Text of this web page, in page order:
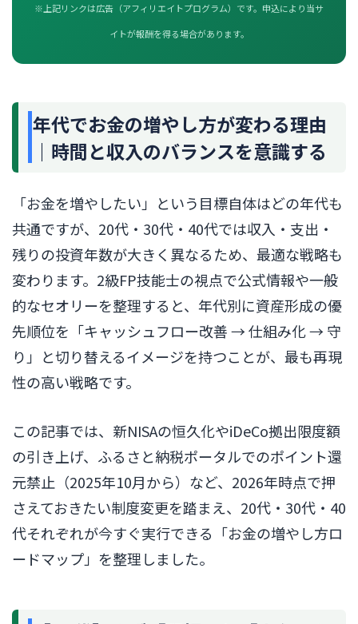
※上記リンクは広告（アフィリエイトプログラム）です。申込により当サ
イトが報酬を得る場合があります。
年代でお金の増やし方が変わる理由
｜時間と収入のバランスを意識する
「お金を増やしたい」という目標自体はどの年代も
共通ですが、20代・30代・40代では収入・支出・
残りの投資年数が大きく異なるため、最適な戦略も
変わります。2級FP技能士の視点で公式情報や一般
的なセオリーを整理すると、年代別に資産形成の優
先順位を「キャッシュフロー改善 → 仕組み化 → 守
り」と切り替えるイメージを持つことが、最も再現
性の高い戦略です。
この記事では、新NISAの恒久化やiDeCo拠出限度額
の引き上げ、ふるさと納税ポータルでのポイント還
元禁止（2025年10月から）など、2026年時点で押
さえておきたい制度変更を踏まえ、20代・30代・40
代それぞれが今すぐ実行できる「お金の増やし方ロ
ードマップ」を整理しました。